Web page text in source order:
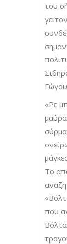
του
«Ρε
μαύρα
Το
που